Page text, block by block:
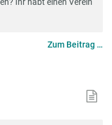
Zum Beitrag …